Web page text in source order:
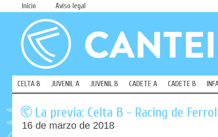
Inicio Aviso legal
CELTA B JUVENIL A JUVENIL B CADETE A CADETE B
La previa: Celta B - Racing de
16 de marzo de 2018